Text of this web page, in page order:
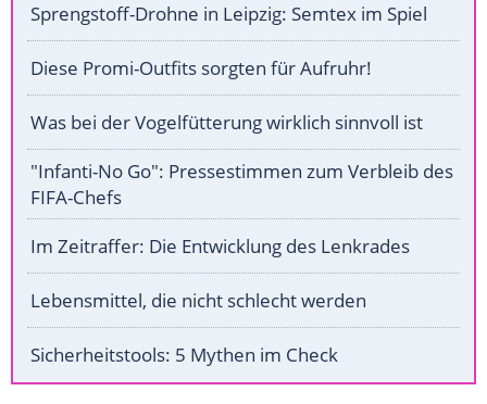
Sprengstoff-Drohne in Leipzig: Semtex im Spiel
Diese Promi-Outfits sorgten für Aufruhr!
Was bei der Vogelfütterung wirklich sinnvoll ist
"Infanti-No Go": Pressestimmen zum Verbleib des
FIFA-Chefs
Im Zeitraffer: Die Entwicklung des Lenkrades
Lebensmittel, die nicht schlecht werden
Sicherheitstools: 5 Mythen im Check